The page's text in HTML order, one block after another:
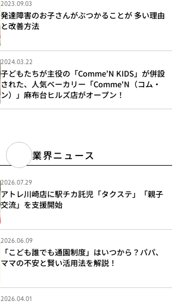
2023.09.03
発達障害のお子さんがぶつかることが 多い理由
と改善方法
2024.03.22
子どもたちが主役の「Comme’N KIDS」が併設
された、人気ベーカリー「Comme'N（コム・
ン）」麻布台ヒルズ店がオープン！
業界ニュース
2026.07.29
アトレ川崎店に駅チカ託児「タクステ」「親子
交流」を支援開始
2026.06.09
「こども誰でも通園制度」はいつから？パパ、
ママの不安と賢い活用法を解説！
2026.04.01